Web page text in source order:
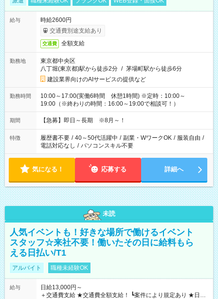
給与
時給2600円
交通費別途支給あり
交通費 全額支給
勤務地
東京都中央区
八丁堀(東京都)駅から徒歩2分 / 茅場町駅から徒歩6分
建設業界向けのAIサービスの提供など
勤務時間
10:00～17:00(実働6時間 休憩1時間) ※定時：10:00～
19:00（※終わりの時間：16:00～19:00で相談可！）
期間 【急募】即日～長期 ※8月～！
特徴 履歴書不要 / 40～50代活躍中 / 副業・WワークOK / 服装自由 /
電話対応なし / パソコンスキル不要
気になる！ 応募する 詳細へ
未読
人気イベントも！好きな場所で働けるイベント
スタッフ☆来社不要！働いたその日に給料もら
える日払い/T1
アルバイト 職種未経験OK
給与
日給13,000円～
＋交通費支給 ★交通費全額支給！ ┗案件により規定あり ★日払